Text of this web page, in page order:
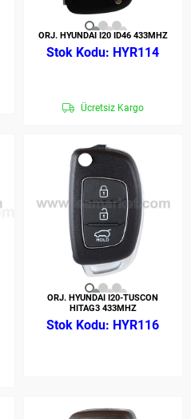
ORJ. HYUNDAI I20 ID46 433MHZ
HYR114
Ücretsiz Kargo
ORJ. HYUNDAI I20-TUSCON
HITAG3 433MHZ
HYR116